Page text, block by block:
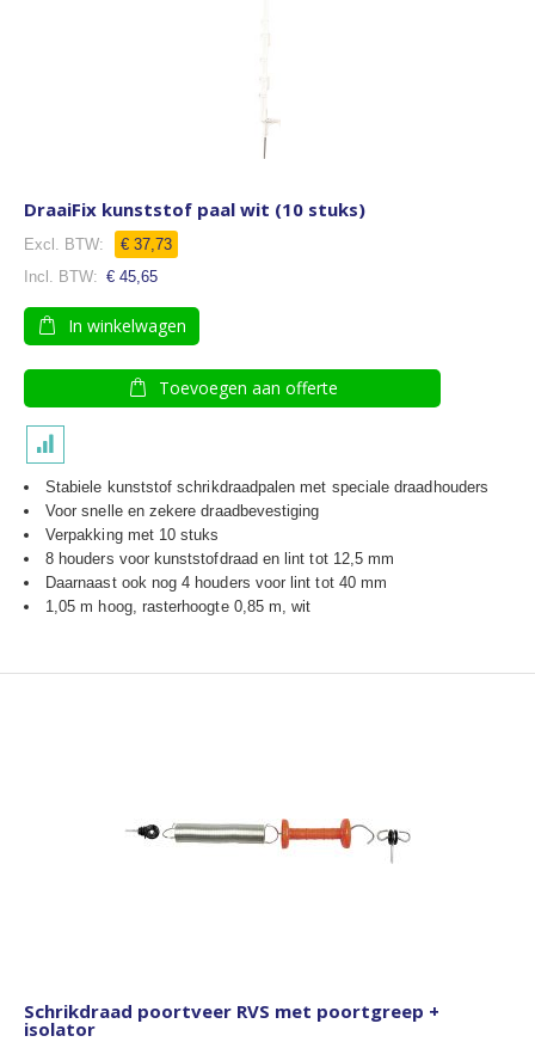
DraaiFix kunststof paal wit (10 stuks)
€ 37,73
€ 45,65
In winkelwagen
Toevoegen aan offerte
Stabiele kunststof schrikdraadpalen met speciale draadhouders
Voor snelle en zekere draadbevestiging
Verpakking met 10 stuks
8 houders voor kunststofdraad en lint tot 12,5 mm
Daarnaast ook nog 4 houders voor lint tot 40 mm
1,05 m hoog, rasterhoogte 0,85 m, wit
Schrikdraad poortveer RVS met poortgreep +
isolator